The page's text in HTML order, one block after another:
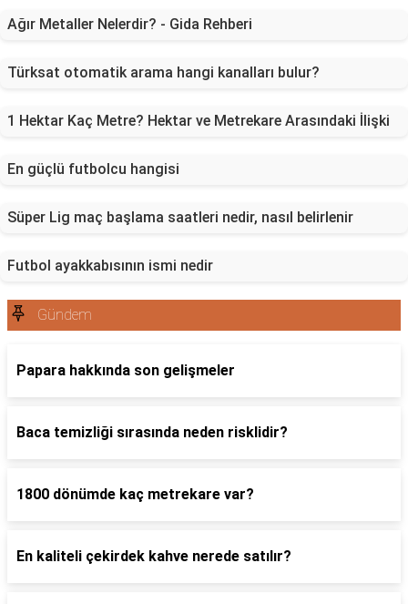
Ağır Metaller Nelerdir? - Gida Rehberi
Türksat otomatik arama hangi kanalları bulur?
1 Hektar Kaç Metre? Hektar ve Metrekare Arasındaki İlişki
En güçlü futbolcu hangisi
Süper Lig maç başlama saatleri nedir, nasıl belirlenir
Futbol ayakkabısının ismi nedir
Gündem
Papara hakkında son gelişmeler
Baca temizliği sırasında neden risklidir?
1800 dönümde kaç metrekare var?
En kaliteli çekirdek kahve nerede satılır?